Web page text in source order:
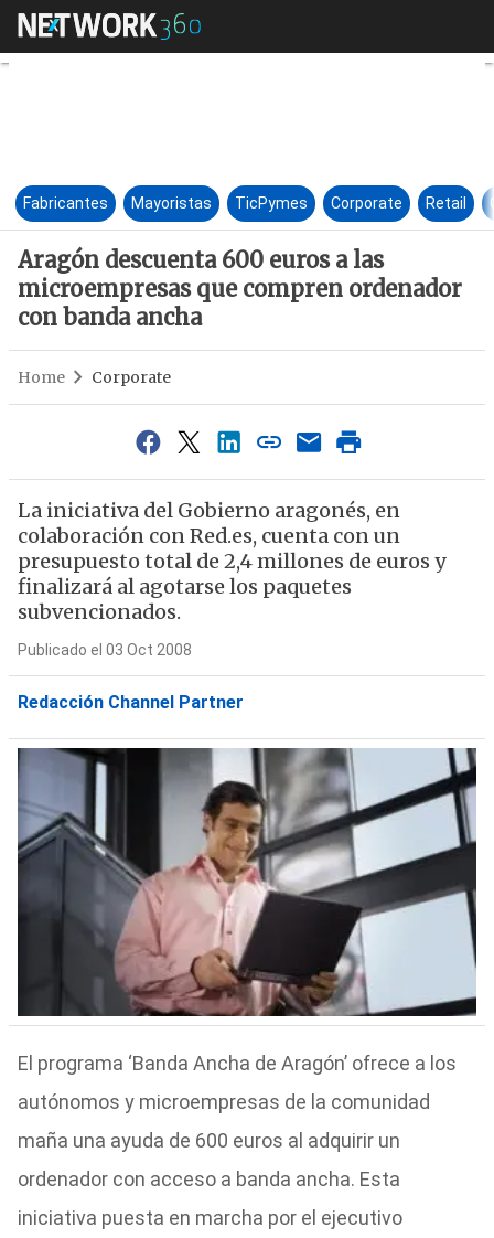
Aragón descuenta 600 euros
Fabricantes Mayoristas TicPymes Corporate Retail
Aragón descuenta 600 euros a las
microempresas que compren ordenador
con banda ancha
Home Corporate
La iniciativa del Gobierno aragonés, en
colaboración con Red.es, cuenta con un
presupuesto total de 2,4 millones de euros y
finalizará al agotarse los paquetes
subvencionados.
Publicado el 03 Oct 2008
Redacción Channel Partner
El programa ‘Banda Ancha de Aragón’ ofrece a los
autónomos y microempresas de la comunidad
maña una ayuda de 600 euros al adquirir un
ordenador con acceso a banda ancha. Esta
iniciativa puesta en marcha por el ejecutivo